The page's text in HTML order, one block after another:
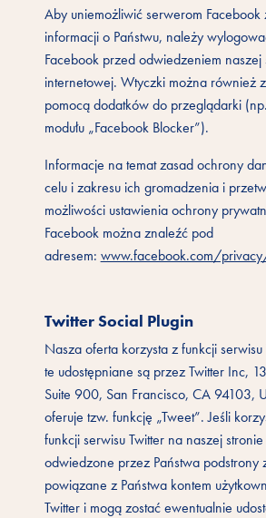
Aby uniemożliwić serwerom Facebook
informacji o Państwu, należy
Facebook przed odwiedzeniem naszej
internetowej. Wtyczki można również
pomocą dodatków do przeglądarki
modułu „Facebook Blocker”).
Informacje na temat zasad ochrony
celu i zakresu ich gromadzenia i
możliwości ustawienia ochrony
Facebook można znaleźć pod
adresem: www.facebook.com/
Twitter Social Plugin
Nasza oferta korzysta z funkcji serwisu
te udostępniane są przez Twitter Inc,
Suite 900, San Francisco, CA 94103,
oferuje tzw. funkcję „Tweet”. Jeśli
funkcji serwisu Twitter na naszej
odwiedzone przez Państwa podstrony
powiązane z Państwa kontem
Twitter i mogą zostać ewentualnie